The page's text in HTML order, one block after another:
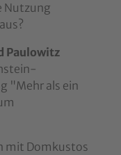
Nutzung
Paulowitz
"Mehr als ein
mit Domkustos